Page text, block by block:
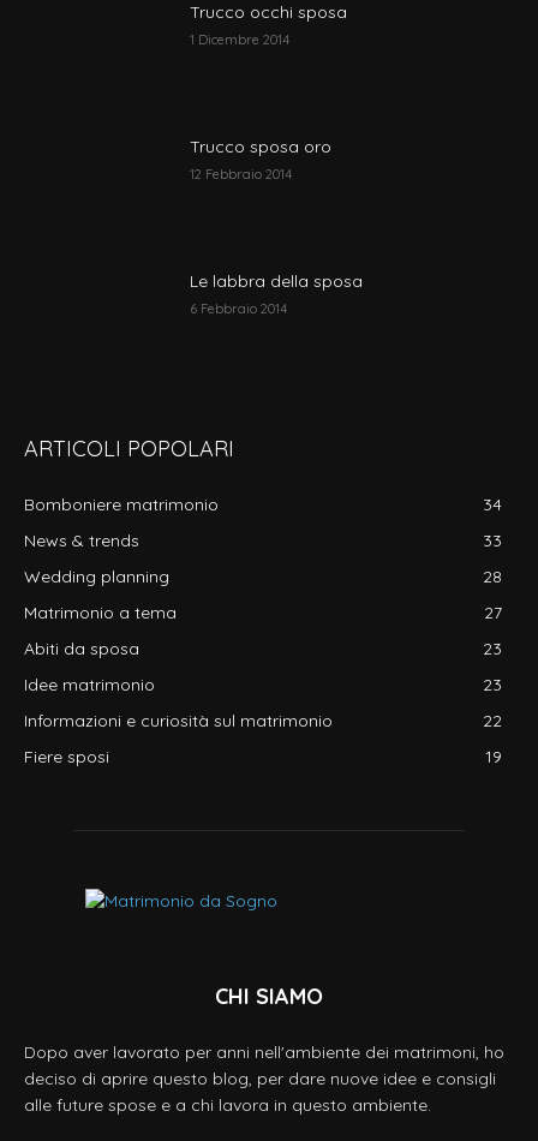
Trucco occhi sposa
1 Dicembre 2014
Trucco sposa oro
12 Febbraio 2014
Le labbra della sposa
6 Febbraio 2014
ARTICOLI POPOLARI
Bomboniere matrimonio
34
News & trends
33
Wedding planning
28
Matrimonio a tema
27
Abiti da sposa
23
Idee matrimonio
23
Informazioni e curiosità sul matrimonio
22
Fiere sposi
19
CHI SIAMO
Dopo aver lavorato per anni nell'ambiente dei matrimoni, ho
deciso di aprire questo blog, per dare nuove idee e consigli
alle future spose e a chi lavora in questo ambiente.